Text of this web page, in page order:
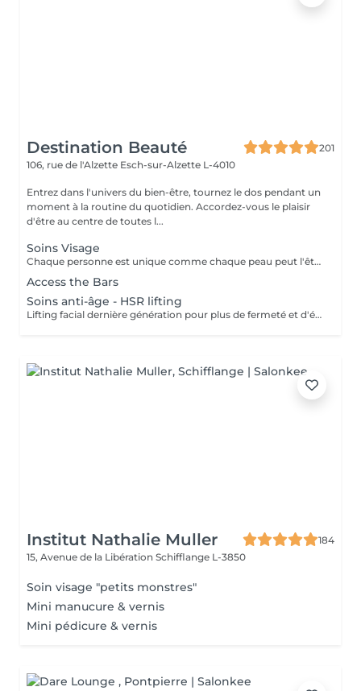
Destination Beauté
201
106, rue de l'Alzette Esch-sur-Alzette L-4010
Entrez dans l'univers du bien-être, tournez le dos pendant un
moment à la routine du quotidien. Accordez-vous le plaisir
d'être au centre de toutes l...
Soins Visage
Chaque personne est unique comme chaque peau peut l'être. Nous offrons à votre peau ce dont elle a précisément besoin. Adaptés aux besoins individuels de votre peau, nous la traitons avec les produits de la gamme SKINOVAGEPX et avec le massage unique Touche Efficace.
Access the Bars
Soins anti-âge - HSR lifting
Lifting facial dernière génération pour plus de fermeté et d'élasticité. Aux choix stimulant et vivifiant ou relaxant et cocooning.
Institut Nathalie Muller
184
15, Avenue de la Libération Schifflange L-3850
Soin visage "petits monstres"
Mini manucure & vernis
Mini pédicure & vernis